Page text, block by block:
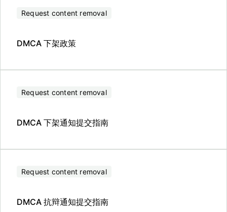
Request content removal
DMCA 下架政策
Request content removal
DMCA 下架通知提交指南
Request content removal
DMCA 抗辩通知提交指南